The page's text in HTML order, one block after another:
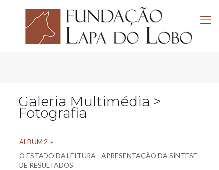
Galeria Multimédia >
Fotografia
ALBUM 2 »
O ESTADO DA LEITURA - APRESENTAÇÃO DA SÍNTESE
DE RESULTADOS